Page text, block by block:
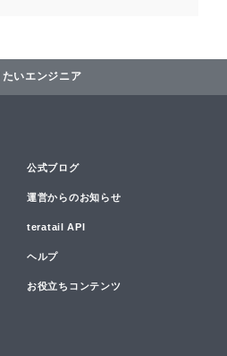
いエンジニア
公式ブログ
運営からのお知らせ
teratail API
ヘルプ
お役立ちコンテンツ